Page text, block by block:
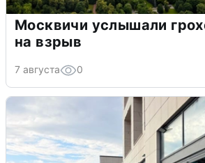
Москвичи услышали
на взрыв
7 августа 0